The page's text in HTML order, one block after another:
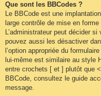
Que sont les BBCodes ?
Le BBCode est une
large contrôle de mise en
L’administrateur peut décider
pouvez aussi les désactiver
l’option appropriée du
lui-même est similaire au style
entre crochets [ et ] plutôt que
BBCode, consultez le guide
message.